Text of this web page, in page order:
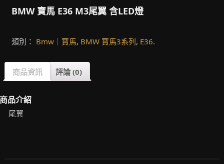
BMW 寶馬 E36 M3尾翼 含LED燈
類別： Bmw｜寶馬, BMW 寶馬3系列, E36.
商品資訊 評論 (0)
品介紹
尾翼